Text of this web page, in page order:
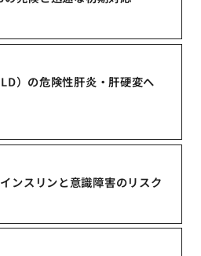
）の危険性肝炎・肝硬変へ
ンスリンと意識障害のリスク